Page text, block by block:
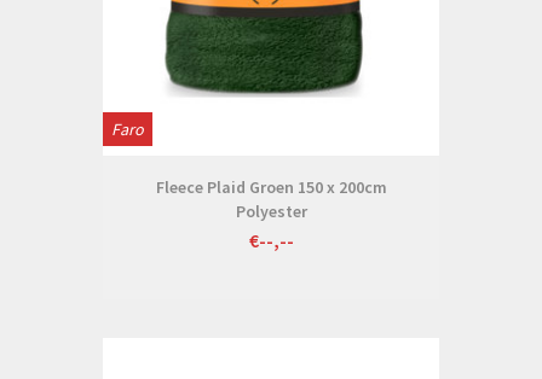
Faro
Fleece Plaid Groen 150 x 200cm
Polyester
€--,--